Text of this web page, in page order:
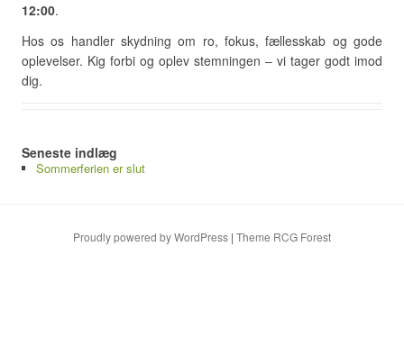
12:00.
Hos os handler skydning om ro, fokus, fællesskab og gode
oplevelser. Kig forbi og oplev stemningen – vi tager godt imod
dig.
Seneste indlæg
Sommerferien er slut
Proudly powered by WordPress | Theme RCG Forest